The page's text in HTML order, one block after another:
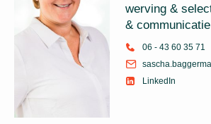
werving &
& communicatie
06 - 43 60 35 71
LinkedIn